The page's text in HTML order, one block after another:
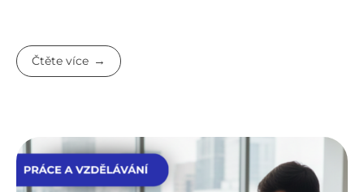
Čtěte více